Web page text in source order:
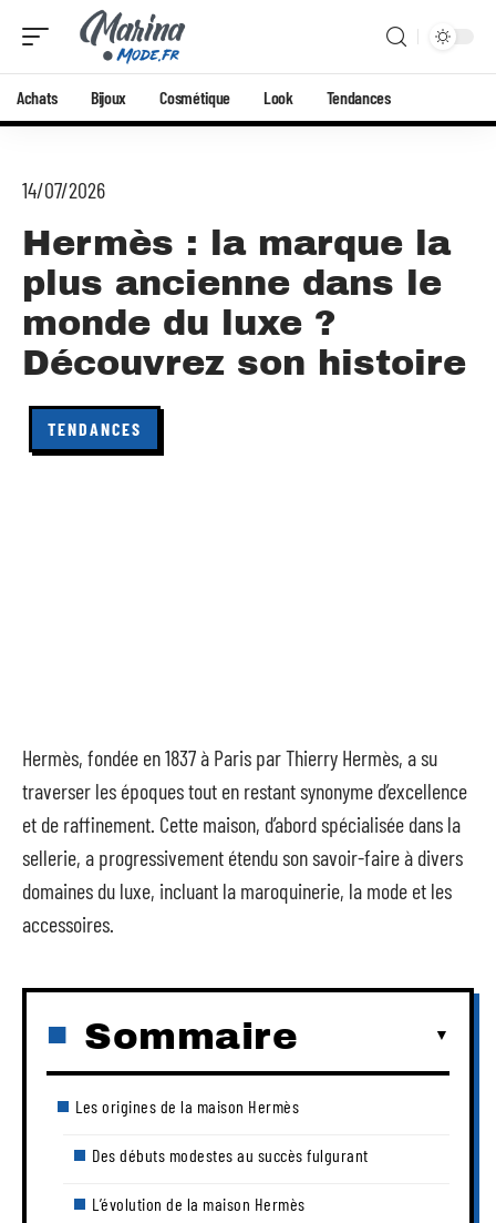
Achats Bijoux Cosmétique Look Tendances
14/07/2026
Hermès : la marque la
plus ancienne dans le
monde du luxe ?
Découvrez son histoire
TENDANCES
Hermès, fondée en 1837 à Paris par Thierry Hermès, a su
traverser les époques tout en restant synonyme d’excellence
et de raffinement. Cette maison, d’abord spécialisée dans la
sellerie, a progressivement étendu son savoir-faire à divers
domaines du luxe, incluant la maroquinerie, la mode et les
accessoires.
Sommaire
Les origines de la maison Hermès
Des débuts modestes au succès fulgurant
L’évolution de la maison Hermès